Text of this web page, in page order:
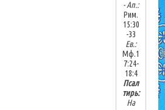
-Ап.:
Рим.
15:30
-33
Ев.:
Мф.1
7:24-
18:4
Псал
тирь:
На